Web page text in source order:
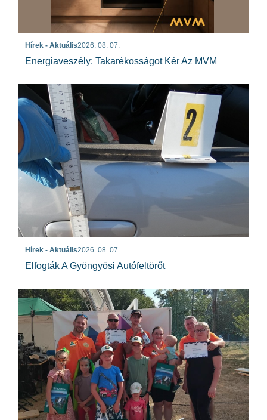
Hírek - Aktuális2026. 08. 07.
Energiaveszély: Takarékosságot Kér Az MVM
Hírek - Aktuális2026. 08. 07.
Elfogták A Gyöngyösi Autófeltörőt